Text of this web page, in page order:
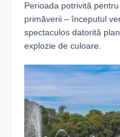
Perioada potrivită
primăverii – începutul
spectaculos datorită
explozie de culoare.